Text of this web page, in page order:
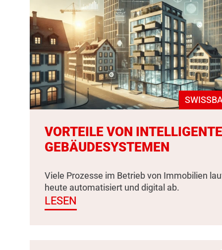
VORTEILE VON
GEBÄUDESYSTEMEN
Viele Prozesse im Betrieb von Immobilien
heute automatisiert und digital ab.
LESEN